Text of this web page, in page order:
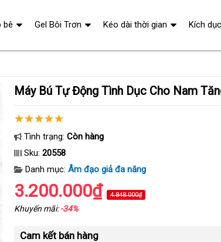
Máy Bú Tự Động Tình Dục Cho Nam
Tình trạng: Còn hàng
Sku: 20558
Danh mục: Âm đạo giả đa năng
3.200.000₫ 4.848.000₫
Khuyến mãi:-34%
Cam kết bán hàng
bê Gel Bôi Trơn Kéo dài thời gian Kích